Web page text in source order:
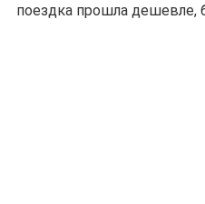
поездка прошла дешевле,